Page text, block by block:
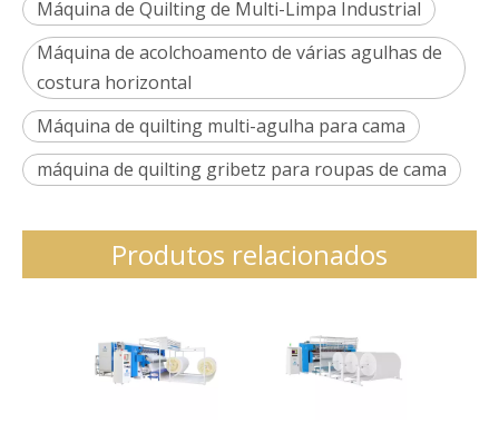
Máquina de Quilting de Multi-Limpa Industrial
Máquina de acolchoamento de várias agulhas de
costura horizontal
Máquina de quilting multi-agulha para cama
máquina de quilting gribetz para roupas de cama
Produtos relacionados